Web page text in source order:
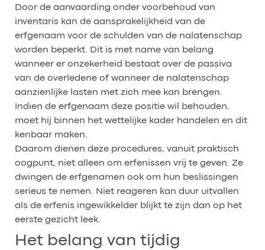
Door de aanvaarding onder voorbehoud van
inventaris kan de aansprakelijkheid van de
erfgenaam voor de schulden van de nalatenschap
worden beperkt. Dit is met name van belang
wanneer er onzekerheid bestaat over de passiva
van de overledene of wanneer de nalatenschap
aanzienlijke lasten met zich mee kan brengen.
Indien de erfgenaam deze positie wil behouden,
moet hij binnen het wettelijke kader handelen en dit
kenbaar maken.
Daarom dienen deze procedures, vanuit praktisch
oogpunt, niet alleen om erfenissen vrij te geven. Ze
dwingen de erfgenamen ook om hun beslissingen
serieus te nemen. Niet reageren kan duur uitvallen
als de erfenis ingewikkelder blijkt te zijn dan op het
eerste gezicht leek.
Het belang van tijdig